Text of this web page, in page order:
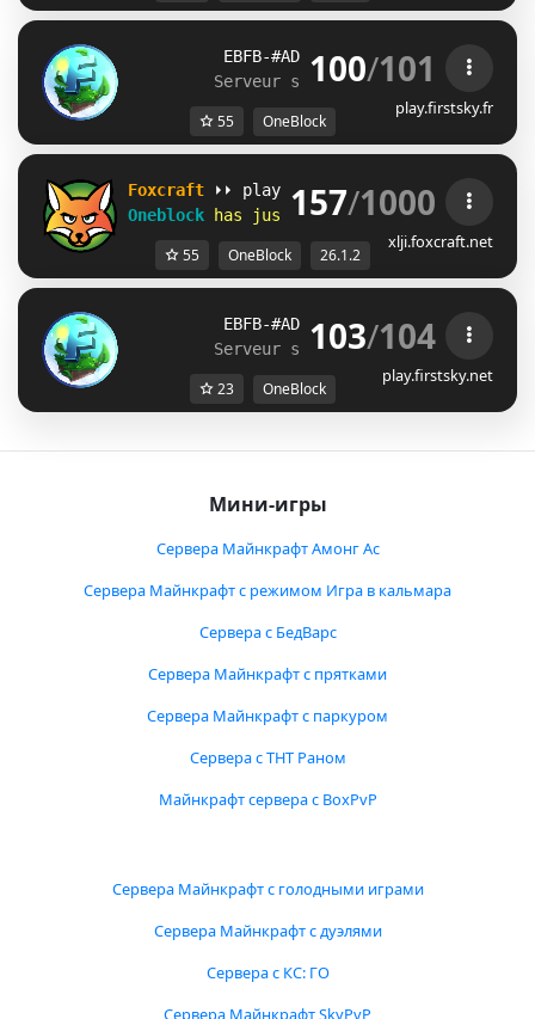
EBFB-#ADF3FD& FIRSTSKY
Serveur sans reset depuis 2021
100/101
play.firstsky.fr
55 OneBlock
Foxcraft
⏵⏵
Oneblock
has just reset !
157/1000
xlji.foxcraft.net
55 OneBlock 26.1.2
EBFB-#ADF3FD&FIRSTSKY
Serveur sans reset depuis 2021
103/104
play.firstsky.net
23 OneBlock
Мини-игры
Сервера Майнкрафт Амонг Ас
Сервера Майнкрафт с режимом Игра в кальмара
Сервера с БедВарс
Сервера Майнкрафт с прятками
Сервера Майнкрафт с паркуром
Сервера с ТНТ Раном
Майнкрафт сервера с BoxPvP
Сервера Майнкрафт с голодными играми
Сервера Майнкрафт с дуэлями
Сервера с КС: ГО
Сервера Майнкрафт SkyPvP